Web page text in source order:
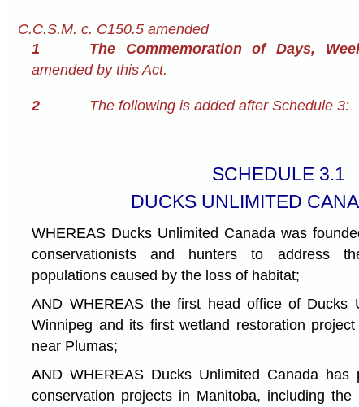
C.C.S.M. c. C150.5 amended
1
The Commemoration of Days,
amended by this Act.
2 The following is added after Schedule 3:
SCHEDULE 3.1
DUCKS UNLIMITED
WHEREAS Ducks Unlimited Canada was
conservationists and hunters to address
populations caused by the loss of habitat;
AND WHEREAS the first head office of Ducks
Winnipeg and its first wetland restoration
near Plumas;
AND WHEREAS Ducks Unlimited Canada has
conservation projects in Manitoba, including the